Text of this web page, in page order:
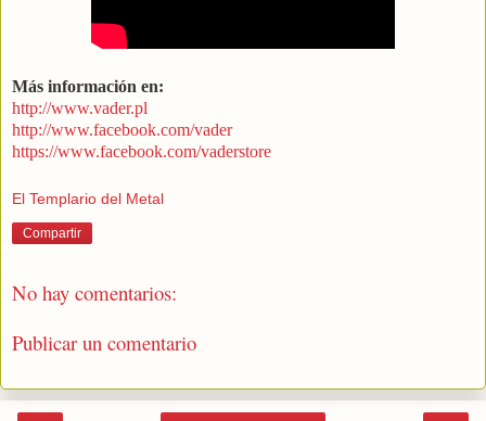
Más información en:
http://www.vader.pl
http://www.facebook.com/vader
https://www.facebook.com/vaderstore
El Templario del Metal
Compartir
No hay comentarios:
Publicar un comentario